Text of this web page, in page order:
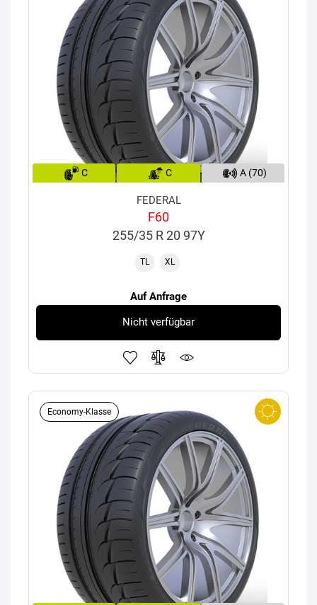
C C A (70)
FEDERAL
F60
255/35 R 20 97Y
TL XL
Auf Anfrage
Nicht verfügbar
Economy-Klasse